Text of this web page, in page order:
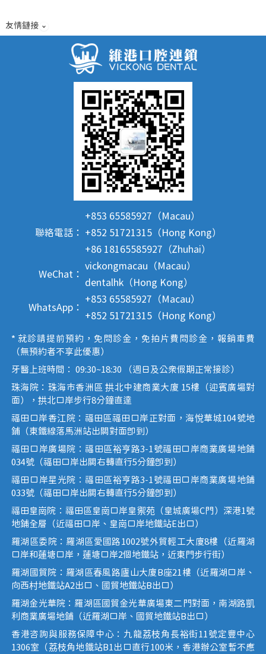
友情鏈接
聯絡電話：
+853 65585927（Macau）
+852 51721315（Hong Kong）
+86 18165585927（Zhuhai）
WeChat：
vickongmacau（Macau）
dentalhk（Hong Kong）
WhatsApp：
+853 65585927（Macau）
+852 51721315（Hong Kong）
* 就診請提前預約，免問診金，免拍片費問診金，報銷車費
（無預約者不享此優惠）
牙醫上班時間： 09:30~18:30 （週日及公眾假期正常接診）
珠海院：珠海市香洲區 拱北中建商業大廈 15樓（迎賓廣場對
面），拱北口岸步行8分鐘直達
福田口岸香江院：福田區福田口岸正對面，海悅華城104號地
鋪（東鐵線落馬洲站出關對面即到）
福田口岸廣場院：福田區裕亨路3-1號福田口岸商業廣場地鋪
034號（福田口岸出關右轉直行5分鐘即到）
福田口岸星光院：福田區裕亨路3-1號福田口岸商業廣場地鋪
033號（福田口岸出關右轉直行5分鐘即到）
福田皇崗院：福田區皇崗口岸皇禦苑（皇城廣場C門）深港1號
地鋪全層（近福田口岸、皇崗口岸地鐵站E出口）
羅湖區委院：羅湖區愛國路1002號外貿輕工大廈8樓（近羅湖
口岸和蓮塘口岸，蓮塘口岸2個地鐵站，近東門步行街）
羅湖國貿院：羅湖區春風路廬山大廈B座21樓（近羅湖口岸、
向西村地鐵站A2出口、國貿地鐵站B出口）
羅湖金光華院：羅湖區國貿金光華廣場東二門對面，南湖路凱
利商業廣場地鋪（近羅湖口岸、國貿地鐵站B出口）
香港咨詢與服務保障中心：九龍荔枝角長裕街11號定豐中心
1306室（荔枝角地鐵站B1出口直行100米，香港辦公室暫不應